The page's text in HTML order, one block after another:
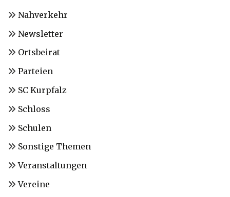
Nahverkehr
Newsletter
Ortsbeirat
Parteien
SC Kurpfalz
Schloss
Schulen
Sonstige Themen
Veranstaltungen
Vereine